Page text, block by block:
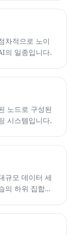
차적으로 노이
의 일종입니다.
노드로 구성된
시스템입니다.
규모 데이터 세
의 하위 집합입